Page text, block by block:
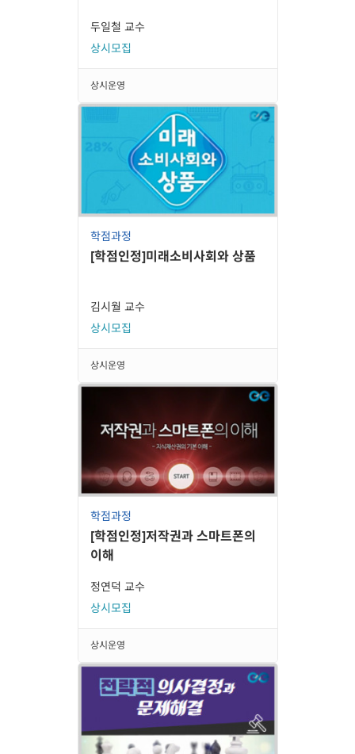
두일철 교수
상시모집
상시운영
학점과정
[학점인정]미래소비사회와 상품
김시월 교수
상시모집
상시운영
학점과정
[학점인정]저작권과 스마트폰의
이해
정연덕 교수
상시모집
상시운영